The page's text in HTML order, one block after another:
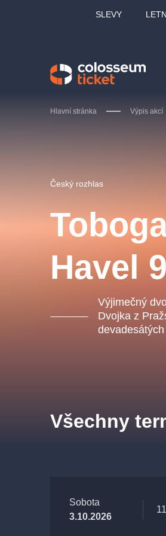
SLEVY
Hlavní stránka Výpis akcí
Český rozhlas
Havel
Výjimečný
Dvojka z
Všechny
Sobota
3.10.2026
2026